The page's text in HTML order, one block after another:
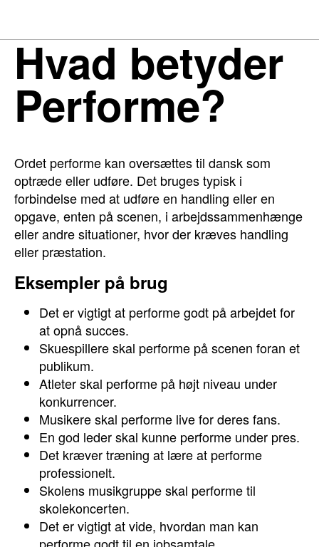
Hvad betyder
Performe?
Ordet performe kan oversættes til dansk som
optræde eller udføre. Det bruges typisk i
forbindelse med at udføre en handling eller en
opgave, enten på scenen, i arbejdssammenhænge
eller andre situationer, hvor der kræves handling
eller præstation.
Eksempler på brug
Det er vigtigt at performe godt på arbejdet for
at opnå succes.
Skuespillere skal performe på scenen foran et
publikum.
Atleter skal performe på højt niveau under
konkurrencer.
Musikere skal performe live for deres fans.
En god leder skal kunne performe under pres.
Det kræver træning at lære at performe
professionelt.
Skolens musikgruppe skal performe til
skolekoncerten.
Det er vigtigt at vide, hvordan man kan